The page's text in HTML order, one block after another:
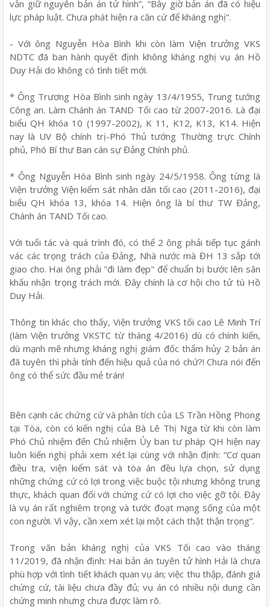
vẫn giữ nguyên bản án tử hình”, “Bây giờ bản án đã có hiệu
lực pháp luật. Chưa phát hiện ra căn cứ để kháng nghị”.
- Với ông Nguyễn Hòa Bình khi còn làm Viện trưởng VKS
NDTC đã ban hành quyết định không kháng nghị vụ án Hồ
Duy Hải do không có tình tiết mới.
* Ông Trương Hòa Bình sinh ngày 13/4/1955, Trung tướng
Công an. Làm Chánh án TAND Tối cao từ 2007-2016. Là đại
biểu QH khóa 10 (1997-2002), K 11, K12, K13, K14. Hiện
nay là UV Bộ chính trị-Phó Thủ tướng Thường trực Chính
phủ, Phó Bí thư Ban cán sự Đảng Chính phủ.
* Ông Nguyễn Hòa Bình sinh ngày 24/5/1958. Ông từng là
Viện trưởng Viện kiểm sát nhân dân tối cao (2011-2016), đại
biểu QH khóa 13, khóa 14. Hiện ông là bí thư TW Đảng,
Chánh án TAND Tối cao.
Với tuổi tác và quá trình đó, có thể 2 ông phải tiếp tục gánh
vác các trọng trách của Đảng, Nhà nước mà ĐH 13 sắp tới
giao cho. Hai ông phải "đi làm đẹp" để chuẩn bị bước lên sân
khấu nhận trọng trách mới. Đây chính là cơ hội cho tử tù Hồ
Duy Hải.
Thông tin khác cho thấy, Viện trưởng VKS tối cao Lê Minh Trí
(làm Viện trưởng VKSTC từ tháng 4/2016) dù có chính kiến,
dù mạnh mẽ nhưng kháng nghị giám đốc thẩm hủy 2 bản án
đã tuyên thì phải tính đến hiệu quả của nó chứ?! Chưa nói đến
ông có thể sức đầu mẻ trán!
Bên cạnh các chứng cứ và phân tích của LS Trần Hồng Phong
tại Tòa, còn có kiến nghị của Bà Lê Thị Nga từ khi còn làm
Phó Chủ nhiệm đến Chủ nhiệm Ủy ban tư pháp QH hiện nay
luôn kiến nghị phải xem xét lại cùng với nhận định: “Cơ quan
điều tra, viện kiểm sát và tòa án đều lựa chọn, sử dụng
những chứng cứ có lợi trong việc buộc tội nhưng không trung
thực, khách quan đối với chứng cứ có lợi cho việc gỡ tội. Đây
là vụ án rất nghiêm trọng và tước đoạt mạng sống của một
con người. Vì vậy, cần xem xét lại một cách thật thận trọng”.
Trong văn bản kháng nghị của VKS Tối cao vào tháng
11/2019, đã nhận định: Hai bản án tuyên tử hình Hải là chưa
phù hợp với tình tiết khách quan vụ án; việc thu thập, đánh giá
chứng cứ, tài liệu chưa đầy đủ; vụ án có nhiều nội dung cần
chứng minh nhưng chưa được làm rõ.